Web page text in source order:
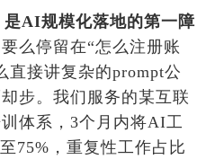
AI规模化落地的第一障
么停留在“怎么注册账
直接讲复杂的prompt公
步。我们服务的某互联
体系，3个月内将AI工
75%，重复性工作占比